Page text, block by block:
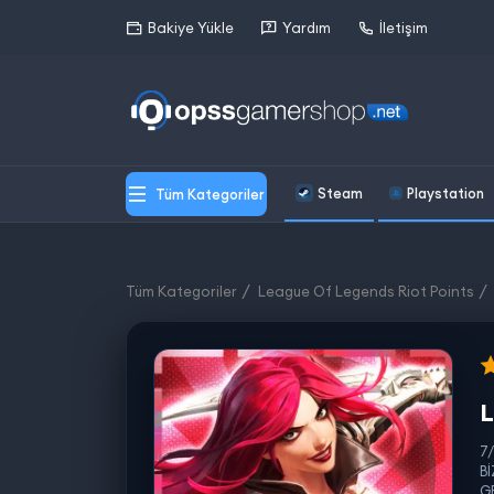
Bakiye Yükle Yardım İletişim
Tüm Kategoriler Steam Playstation
Tüm Kategoriler League Of Legends Riot Points